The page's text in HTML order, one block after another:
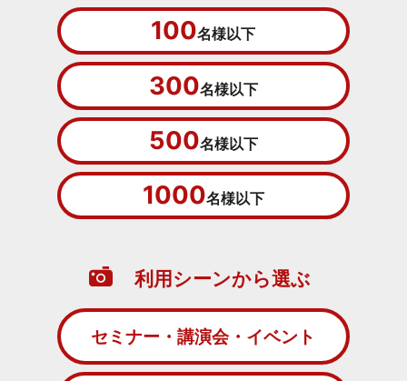
100名様以下
300名様以下
500名様以下
1000名様以下
利用シーンから選ぶ
セミナー・講演会・イベント